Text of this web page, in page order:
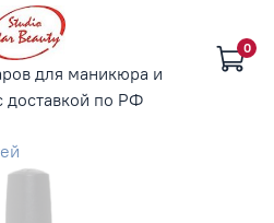
для маникюра и
доставкой по РФ
0